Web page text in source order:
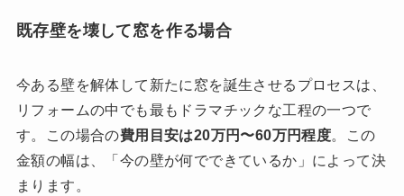
既存壁を壊して窓を作る場合
今ある壁を解体して新たに窓を誕生させるプロセスは、
リフォームの中でも最もドラマチックな工程の一つで
す。この場合の費用目安は20万円〜60万円程度。この
金額の幅は、「今の壁が何でできているか」によって決
まります。